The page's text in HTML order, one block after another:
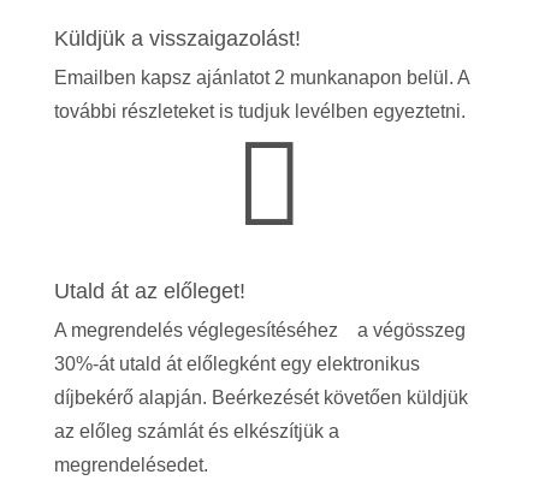
Küldjük a visszaigazolást!
Emailben kapsz ajánlatot 2 munkanapon belül. A
további részleteket is tudjuk levélben egyeztetni.

Utald át az előleget!
A megrendelés véglegesítéséhez a végösszeg
30%-át utald át előlegként egy elektronikus
díjbekérő alapján. Beérkezését követően küldjük
az előleg számlát és elkészítjük a
megrendelésedet.